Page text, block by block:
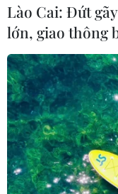
Vận chuyển quá
xâm phạm sở hữu
phức tạp
05/08/2026 13:44
24 năm tù cho đôi
“bay lắc” trong
05/08/2026 13:41
Lào Cai: Đứt
lớn, giao thông